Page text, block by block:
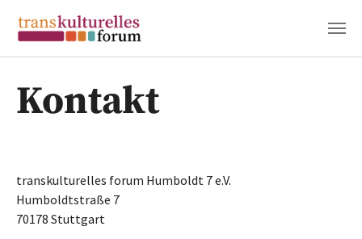
Kontakt
transkulturelles forum Humboldt 7 e.V.
Humboldtstraße 7
70178 Stuttgart